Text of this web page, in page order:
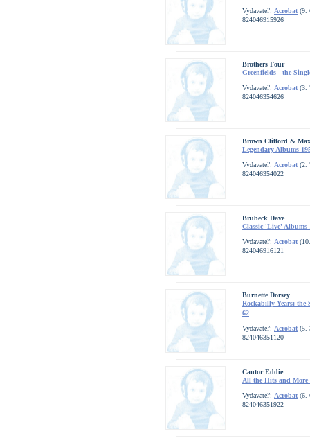
Vydavateľ: Acrobat (9.
824046915926
Brothers Four
Greenfields - the
Vydavateľ: Acrobat (3.
824046354626
Brown Clifford &
Legendary Albums
Vydavateľ: Acrobat (2.
824046354022
Brubeck Dave
Classic 'Live' Albums
Vydavateľ: Acrobat
824046916121
Burnette Dorsey
Rockabilly Years: the
62
Vydavateľ: Acrobat (5.
824046351120
Cantor Eddie
All the Hits and More
Vydavateľ: Acrobat (6.
824046351922